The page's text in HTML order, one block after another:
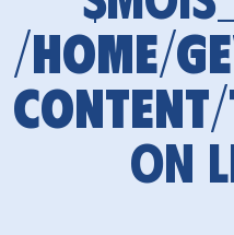
/home/
content/
on